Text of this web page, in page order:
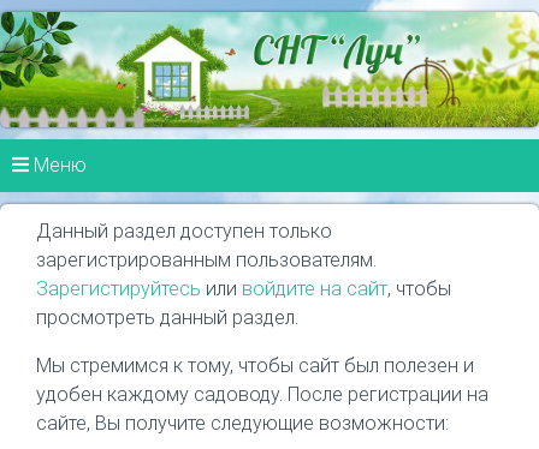
Меню
Данный раздел доступен только
зарегистрированным пользователям.
Зарегистируйтесь или войдите на сайт, чтобы
просмотреть данный раздел.
Мы стремимся к тому, чтобы сайт был полезен и
удобен каждому садоводу. После регистрации на
сайте, Вы получите следующие возможности: